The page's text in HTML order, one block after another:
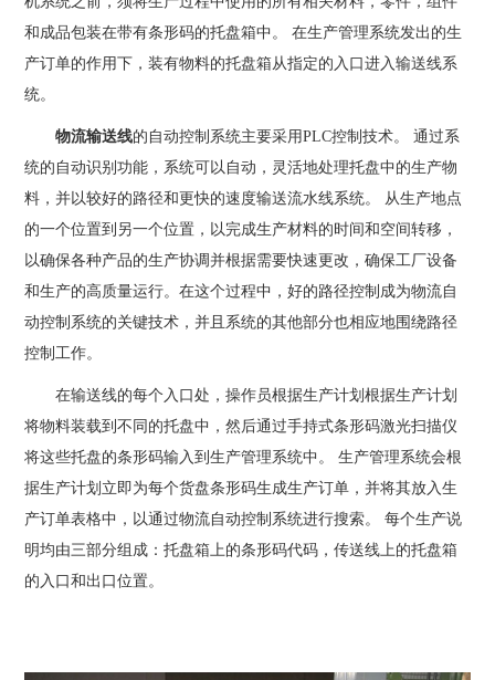
和成品包装在带有条形码的托盘箱中。 在生产管理系统发出的生
产订单的作用下，装有物料的托盘箱从指定的入口进入输送线系
统。
物流输送线的自动控制系统主要采用PLC控制技术。 通过系
统的自动识别功能，系统可以自动，灵活地处理托盘中的生产物
料，并以较好的路径和更快的速度输送流水线系统。 从生产地点
的一个位置到另一个位置，以完成生产材料的时间和空间转移，
以确保各种产品的生产协调并根据需要快速更改，确保工厂设备
和生产的高质量运行。在这个过程中，好的路径控制成为物流自
动控制系统的关键技术，并且系统的其他部分也相应地围绕路径
控制工作。
在输送线的每个入口处，操作员根据生产计划根据生产计划
将物料装载到不同的托盘中，然后通过手持式条形码激光扫描仪
将这些托盘的条形码输入到生产管理系统中。 生产管理系统会根
据生产计划立即为每个货盘条形码生成生产订单，并将其放入生
产订单表格中，以通过物流自动控制系统进行搜索。 每个生产说
明均由三部分组成：托盘箱上的条形码代码，传送线上的托盘箱
的入口和出口位置。